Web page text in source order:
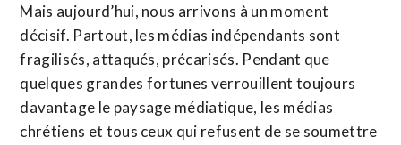
Mais aujourd’hui, nous arrivons à un moment
décisif. Partout, les médias indépendants sont
fragilisés, attaqués, précarisés. Pendant que
quelques grandes fortunes verrouillent toujours
davantage le paysage médiatique, les médias
chrétiens et tous ceux qui refusent de se soumettre